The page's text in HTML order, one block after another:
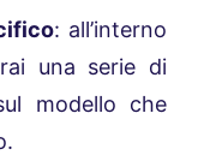
: all’interno
una serie di
modello che